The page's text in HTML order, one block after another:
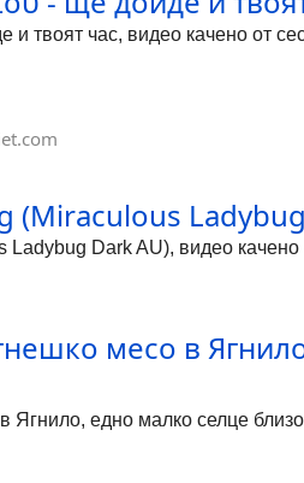
твоят час, видео качено от
(Miraculous
Dark AU), видео
месо в
Ягнило, едно малко селце